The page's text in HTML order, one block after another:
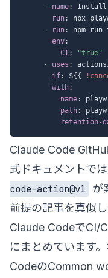
-
name:
Install
run: npx
-
run: npm run
env:
CI :
"true"
-
uses :
if: ${ {
with:
name:
path:
retention-
Claude Code
式ドキュメントで
code-action@v1
が
前提の記事を真似
Claude CodeでCI/
にまとめています
CodeのCommon